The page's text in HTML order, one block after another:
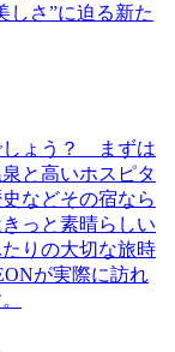
しさ”に迫る新た
しょう？ まずは
と高いホスピタ
などその宿なら
っと素晴らしい
りの大切な旅時
が実際に訪れ